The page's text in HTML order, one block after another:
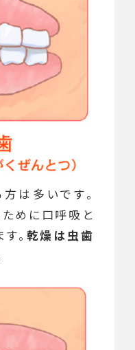
は多いです。
めに口呼吸と
。 乾燥は虫歯